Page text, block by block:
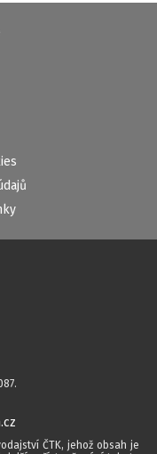
ČTK, jehož obsah je